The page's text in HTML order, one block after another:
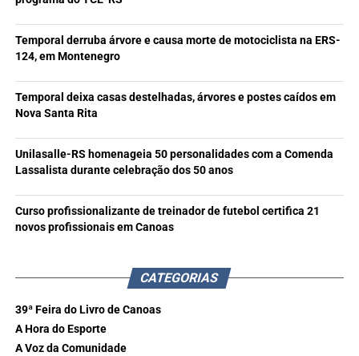
Temporal derruba árvore e causa morte de motociclista na ERS-
124, em Montenegro
Temporal deixa casas destelhadas, árvores e postes caídos em
Nova Santa Rita
Unilasalle-RS homenageia 50 personalidades com a Comenda
Lassalista durante celebração dos 50 anos
Curso profissionalizante de treinador de futebol certifica 21
novos profissionais em Canoas
CATEGORIAS
39ª Feira do Livro de Canoas
A Hora do Esporte
A Voz da Comunidade